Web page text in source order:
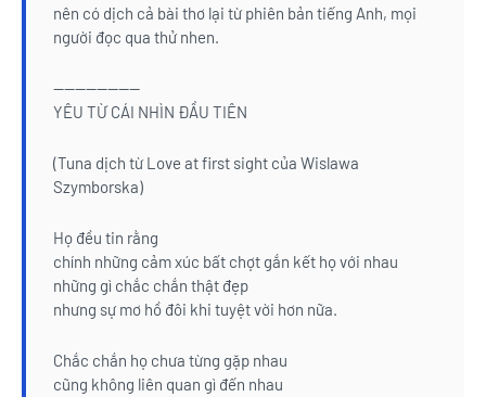
nên có dịch cả bài thơ lại từ phiên bản tiếng Anh, mọi
người đọc qua thử nhen.
————————
YÊU TỪ CÁI NHÌN ĐẦU TIÊN
(Tuna dịch từ Love at first sight của Wislawa
Szymborska)
Họ đều tin rằng
chính những cảm xúc bất chợt gắn kết họ với nhau
những gì chắc chắn thật đẹp
nhưng sự mơ hồ đôi khi tuyệt vời hơn nữa.
Chắc chắn họ chưa từng gặp nhau
cũng không liên quan gì đến nhau